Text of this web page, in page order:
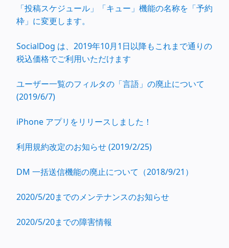
「投稿スケジュール」「キュー」機能の名称を「予約
枠」に変更します。
SocialDog は、2019年10月1日以降もこれまで通りの
税込価格でご利用いただけます
ユーザー一覧のフィルタの「言語」の廃止について
(2019/6/7)
iPhone アプリをリリースしました！
利用規約改定のお知らせ (2019/2/25)
DM 一括送信機能の廃止について（2018/9/21）
2020/5/20までのメンテナンスのお知らせ
2020/5/20までの障害情報